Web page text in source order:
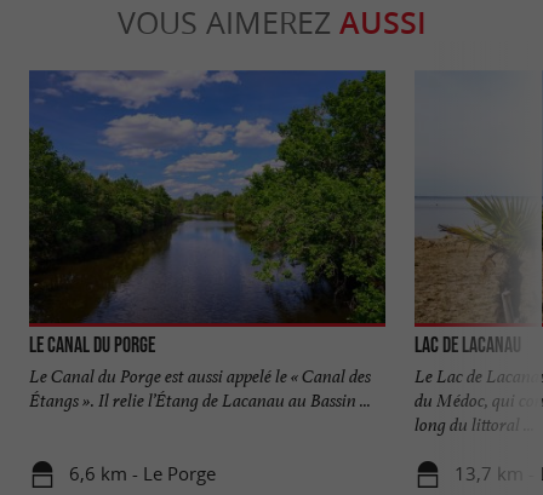
VOUS AIMEREZ AUSSI
Le canal du Porge
Le Canal du Porge est aussi appelé le « Canal des
Étangs ». Il relie l’Étang de Lacanau au Bassin ...
6,6 km - Le Porge
Lac de Lacanau
Le Lac de
du Médoc, qui
long du littoral ...
13,7 km -